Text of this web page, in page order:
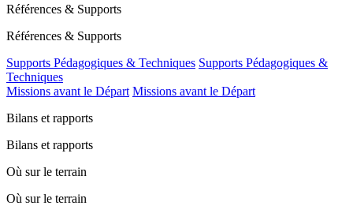
Références & Supports
Références & Supports
Supports Pédagogiques & Techniques Supports Pédagogiques &
Techniques
Missions avant le Départ Missions avant le Départ
Bilans et rapports
Bilans et rapports
Où sur le terrain
Où sur le terrain